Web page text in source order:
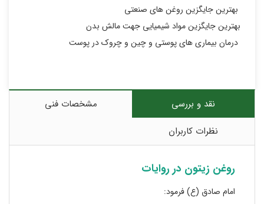
بهترین جایگزین روغن های صنعتی
بهترین جایگزین مواد شیمیایی جهت مالش بدن
درمان بیماری های پوستی و چین و چروک در پوست
نقد و بررسی
مشخصات فنی
نظرات کاربران
روغن زیتون در روایات
امام صادق (ع) فرمود: